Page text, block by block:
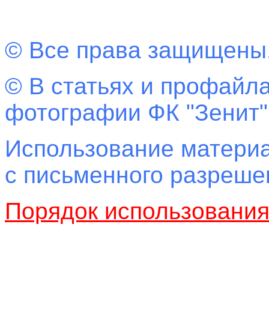
© Все права
© В статьях и
фотографии ФК
Использование
с письменного
Порядок